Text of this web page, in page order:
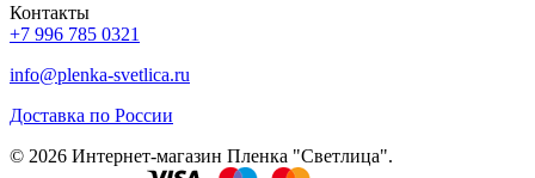
Контакты
+7 996 785 0321
info@plenka-svetlica.ru
Доставка по России
© 2026 Интернет-магазин Пленка "Светлица".